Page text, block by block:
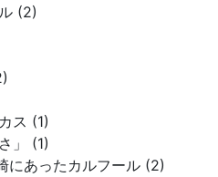
(2)
ス (1)
」 (1)
にあったカルフール (2)